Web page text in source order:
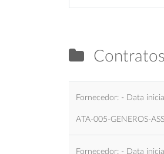
Contratos
Fornecedor: - Data
ATA-005-GENEROS-
Fornecedor: - Data